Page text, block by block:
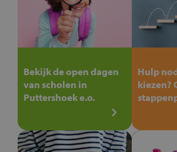
Bekijk de open dagen
van scholen in
Puttershoek e.o.
Hulp
kiezen?